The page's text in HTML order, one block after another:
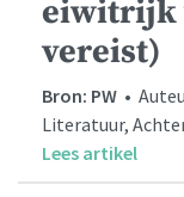
eiwitrijk
vereist)
Bron: PW •
Literatuur,
Lees artikel